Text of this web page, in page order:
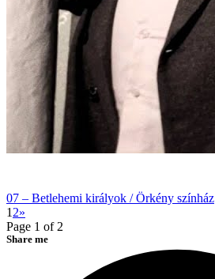
07 – Betlehemi királyok / Örkény színház
1 2»
Page 1 of 2
Share me